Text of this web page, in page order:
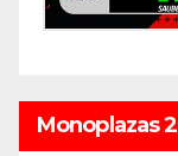
Monoplazas